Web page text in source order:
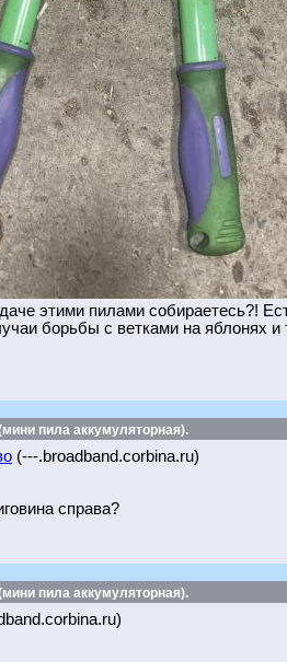
этими пилами собираетесь?!
борьбы с ветками на
пила аккумуляторная).
(---.broadband.corbina.ru)
справа?
пила аккумуляторная).